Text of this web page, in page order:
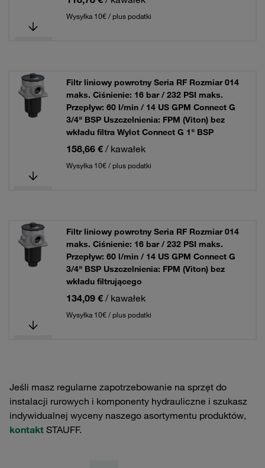
Wysyłka 10€ / plus podatki
Filtr liniowy powrotny Seria RF Rozmiar 014
maks. Ciśnienie: 16 bar / 232 PSI maks.
Przepływ: 60 l/min / 14 US GPM Connect G
3/4" BSP Uszczelnienia: FPM (Viton) bez
wkładu filtra Wylot Connect G 1" BSP
158,66 € / kawałek
Wysyłka 10€ / plus podatki
Filtr liniowy powrotny Seria RF Rozmiar 014
maks. Ciśnienie: 16 bar / 232 PSI maks.
Przepływ: 60 l/min / 14 US GPM Connect G
3/4" BSP Uszczelnienia: FPM (Viton) bez
wkładu filtrującego
134,09 € / kawałek
Wysyłka 10€ / plus podatki
Jeśli masz regularne zapotrzebowanie na sprzęt do
instalacji rurowych i komponenty hydrauliczne i szukasz
indywidualnej wyceny naszego asortymentu produktów,
kontakt STAUFF.